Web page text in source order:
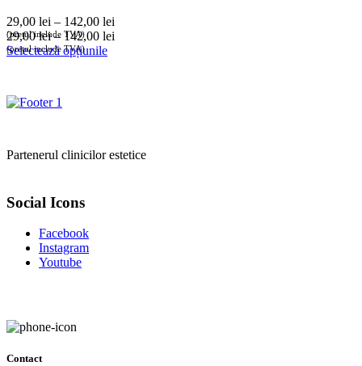
29,00 lei – 142,00 lei
(prețul include TVA)
29,00lei – 142,00 lei
(prețul include TVA)
Selectează opțiunile
Partenerul clinicilor estetice
Social Icons
Facebook
Instagram
Youtube
Contact